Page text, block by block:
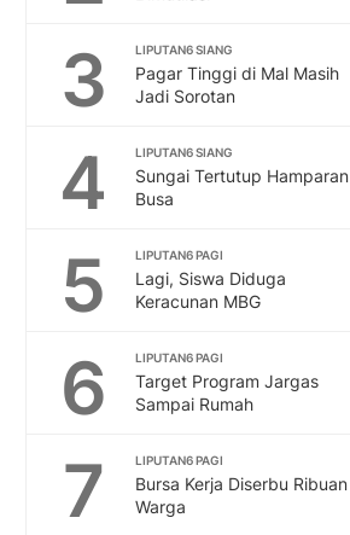
3 LIPUTAN6 SIANG
Pagar Tinggi di Mal Masih
Jadi Sorotan
4 LIPUTAN6 SIANG
Sungai Tertutup Hamparan
Busa
5 LIPUTAN6 PAGI
Lagi, Siswa Diduga
Keracunan MBG
6 LIPUTAN6 PAGI
Target Program Jargas
Sampai Rumah
7 LIPUTAN6 PAGI
Bursa Kerja Diserbu Ribuan
Warga